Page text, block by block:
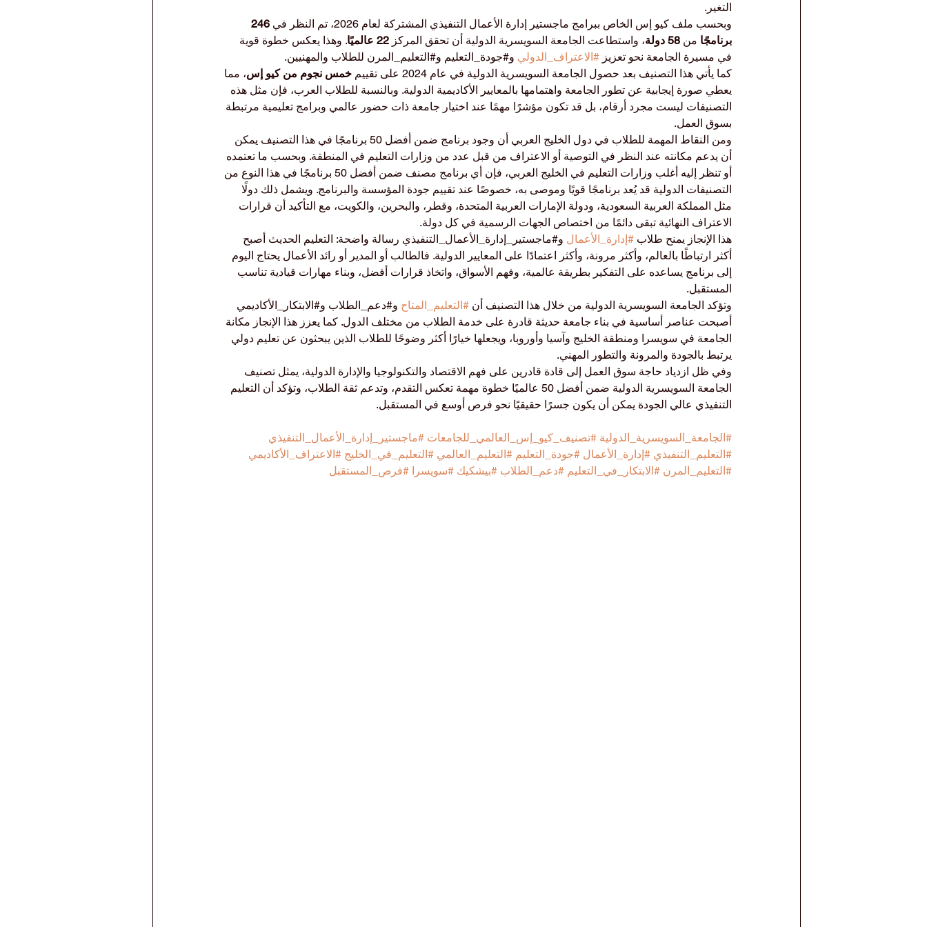
التغير.
وبحسب ملف كيو إس الخاص ببرامج ماجستير إدارة الأعمال التنفيذي المشتركة لعام 2026، تم النظر في
برنامجًا من 58 دولة ، واستطاعت الجامعة السويسرية الدولية أن تحقق المركز 22 عالميًا
. وهذا يعكس خطوة قوية
في مسيرة الجامعة نحو تعزيز #الاعتراف_الدولي و#جودة_التعليم و#التعليم_المرن للطلاب والمهنيين.
كما يأتي هذا التصنيف بعد حصول الجامعة السويسرية الدولية في عام 2024 على تقييم
خمس نجوم من كيو إس، مما
يعطي صورة إيجابية عن تطور الجامعة واهتمامها بالمعايير الأكاديمية الدولية. وبالنسبة للطلاب العرب، فإن مثل هذه
التصنيفات ليست مجرد أرقام، بل قد تكون مؤشرًا مهمًا عند اختيار جامعة ذات حضور عالمي وبرامج تعليمية مرتبطة
بسوق العمل.
ومن النقاط المهمة للطلاب في دول الخليج العربي أن وجود برنامج ضمن أفضل 50 برنامجًا في هذا التصنيف يمكن
أن يدعم مكانته عند النظر في التوصية أو الاعتراف من قبل عدد من وزارات التعليم في المنطقة. وبحسب ما تعتمده
أو تنظر إليه أغلب وزارات التعليم في الخليج العربي، فإن أي برنامج مصنف ضمن أفضل 50 برنامجًا في هذا النوع من
التصنيفات الدولية قد يُعد برنامجًا قويًا وموصى به، خصوصًا عند تقييم جودة المؤسسة والبرنامج. ويشمل ذلك دولًا
مثل المملكة العربية السعودية، ودولة الإمارات العربية المتحدة، وقطر، والبحرين، والكويت، مع التأكيد أن قرارات
الاعتراف النهائية تبقى دائمًا من اختصاص الجهات الرسمية في كل دولة.
هذا الإنجاز يمنح طلاب #إدارة_الأعمال و#ماجستير_إدارة_الأعمال_التنفيذي رسالة واضحة: التعليم الحديث أصبح
أكثر ارتباطًا بالعالم، وأكثر مرونة، وأكثر اعتمادًا على المعايير الدولية. فالطالب أو المدير أو رائد الأعمال يحتاج اليوم
إلى برنامج يساعده على التفكير بطريقة عالمية، وفهم الأسواق، واتخاذ قرارات أفضل، وبناء مهارات قيادية تناسب
المستقبل.
وتؤكد الجامعة السويسرية الدولية من خلال هذا التصنيف أن #التعليم_المتاح و#دعم_الطلاب و#الابتكار_الأكاديمي
أصبحت عناصر أساسية في بناء جامعة حديثة قادرة على خدمة الطلاب من مختلف الدول. كما يعزز هذا الإنجاز مكانة
الجامعة في سويسرا ومنطقة الخليج وآسيا وأوروبا، ويجعلها خيارًا أكثر وضوحًا للطلاب الذين يبحثون عن تعليم دولي
يرتبط بالجودة والمرونة والتطور المهني.
وفي ظل ازدياد حاجة سوق العمل إلى قادة قادرين على فهم الاقتصاد والتكنولوجيا والإدارة الدولية، يمثل تصنيف
الجامعة السويسرية الدولية ضمن أفضل 50 عالميًا خطوة مهمة تعكس التقدم، وتدعم ثقة الطلاب، وتؤكد أن التعليم
التنفيذي عالي الجودة يمكن أن يكون جسرًا حقيقيًا نحو فرص أوسع في المستقبل.
#الجامعة_السويسرية_الدولية #تصنيف_كيو_إس_العالمي_للجامعات #ماجستير_إدارة_الأعمال_التنفيذي
#التعليم_التنفيذي #إدارة_الأعمال #جودة_التعليم #التعليم_العالمي #التعليم_في_الخليج #الاعتراف_الأكاديمي
#التعليم_المرن #الابتكار_في_التعليم #دعم_الطلاب #بيشكيك #سويسرا #فرص_المستقبل